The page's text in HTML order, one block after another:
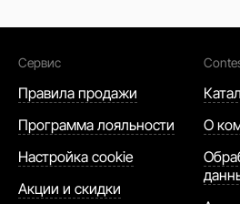
Сервис
Правила продажи
Программа лояльности
Настройка cookie
Акции и скидки
О